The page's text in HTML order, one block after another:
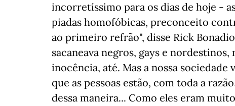
incorretíssimo para os dias de hoje -
piadas homofóbicas, preconceito
ao primeiro refrão", disse Rick
sacaneava negros, gays e
inocência, até. Mas a nossa
que as pessoas estão, com toda a
dessa maneira... Como eles eram